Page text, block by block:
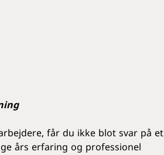
får du ikke blot svar på et
års erfaring og professionel